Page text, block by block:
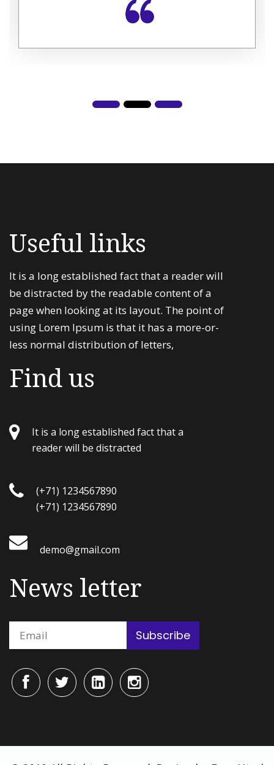
Useful links
It is a long established fact that a reader will
be distracted by the readable content of a
page when looking at its layout. The point of
using Lorem Ipsum is that it has a more-or-
less normal distribution of letters,
Find us
It is a long established fact that a
reader will be distracted
(+71) 1234567890
(+71) 1234567890
demo@gmail.com
News letter
Subscribe